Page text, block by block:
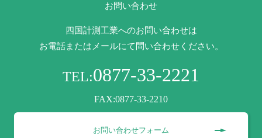
お問い合わせ
四国計測工業へのお問い合わせは
お電話またはメールにて問い合わせください。
TEL:0877-33-2221
FAX:0877-33-2210
お問い合わせフォーム